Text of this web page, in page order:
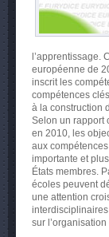
l’apprentissage.
européenne de
inscrit les
compétences
à la construction
Selon un rapport
en 2010, les
aux
importante et
États membres.
écoles peuvent
une attention
sur